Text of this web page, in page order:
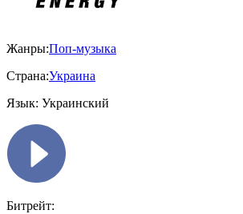
Жанры:Поп-музыка
Страна:Украина
Язык: Украинский
Битрейт: